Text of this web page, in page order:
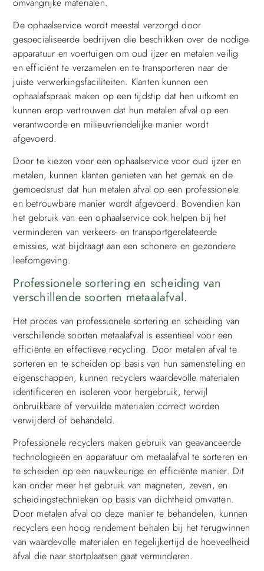
De ophaalservice wordt meestal verzorgd door
gespecialiseerde bedrijven die beschikken over de nodige
apparatuur en voertuigen om oud ijzer en metalen veilig
en efficiënt te verzamelen en te transporteren naar de
juiste verwerkingsfaciliteiten. Klanten kunnen een
ophaalafspraak maken op een tijdstip dat hen uitkomt en
kunnen erop vertrouwen dat hun metalen afval op een
verantwoorde en milieuvriendelijke manier wordt
afgevoerd.
Door te kiezen voor een ophaalservice voor oud ijzer en
metalen, kunnen klanten genieten van het gemak en de
gemoedsrust dat hun metalen afval op een professionele
en betrouwbare manier wordt afgevoerd. Bovendien kan
het gebruik van een ophaalservice ook helpen bij het
verminderen van verkeers- en transportgerelateerde
emissies, wat bijdraagt aan een schonere en gezondere
leefomgeving.
Professionele sortering en scheiding van
verschillende soorten metaalafval.
Het proces van professionele sortering en scheiding van
verschillende soorten metaalafval is essentieel voor een
efficiënte en effectieve recycling. Door metalen afval te
sorteren en te scheiden op basis van hun samenstelling en
eigenschappen, kunnen recyclers waardevolle materialen
identificeren en isoleren voor hergebruik, terwijl
onbruikbare of vervuilde materialen correct worden
verwijderd of behandeld.
Professionele recyclers maken gebruik van geavanceerde
technologieën en apparatuur om metaalafval te sorteren en
te scheiden op een nauwkeurige en efficiënte manier. Dit
kan onder meer het gebruik van magneten, zeven, en
scheidingstechnieken op basis van dichtheid omvatten.
Door metalen afval op deze manier te behandelen, kunnen
recyclers een hoog rendement behalen bij het terugwinnen
van waardevolle materialen en tegelijkertijd de hoeveelheid
afval die naar stortplaatsen gaat verminderen.